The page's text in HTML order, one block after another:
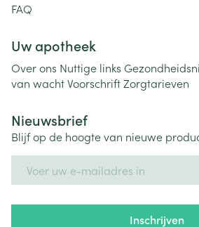
FAQ
Uw apotheek
Over ons Nuttige links
van wachtVoorschriftZorgtarieven
Nieuwsbrief
Blijf op de hoogte van nieuwe
Inschrijven